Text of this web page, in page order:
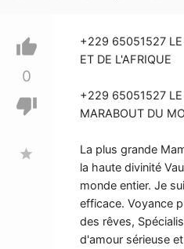
thumb_up
0
thumb_down
star
+229 65051527 LE
ET DE L'AFRIQUE
+229 65051527 LE
MARABOUT DU
La plus grande
la haute divinité
monde entier. Je
efficace. Voyance
des rêves,
d'amour sérieuse